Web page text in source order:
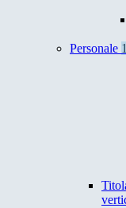
Personale